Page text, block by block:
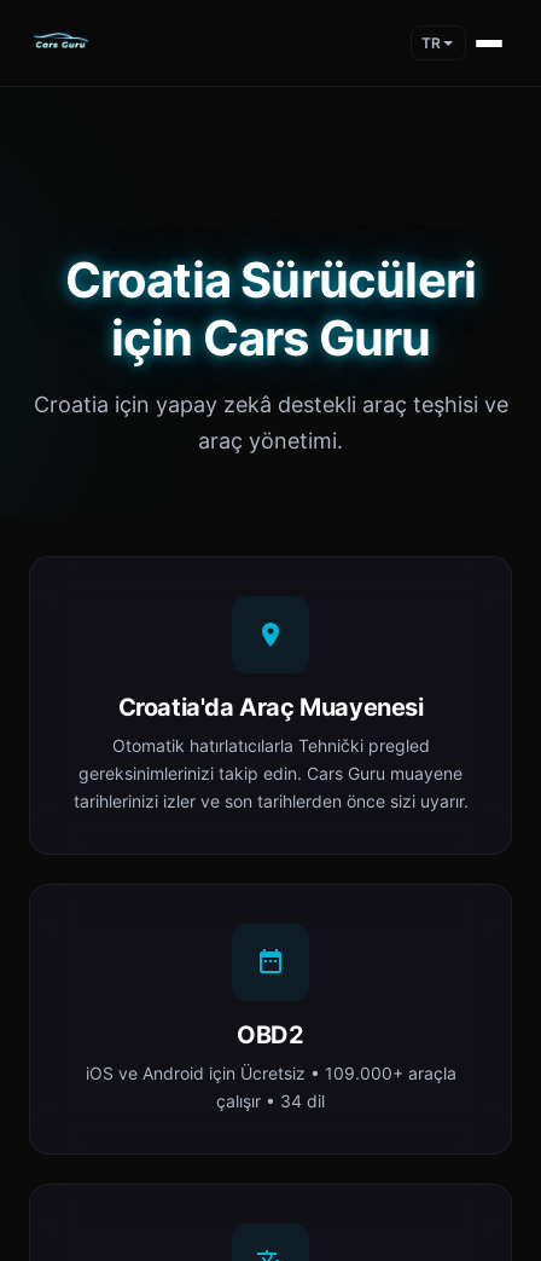
TR
Croatia Sürücüleri
için Cars Guru
Croatia için yapay zekâ destekli araç teşhisi ve
araç yönetimi.
Croatia'da Araç Muayenesi
Otomatik hatırlatıcılarla Tehnički pregled
gereksinimlerinizi takip edin. Cars Guru muayene
tarihlerinizi izler ve son tarihlerden önce sizi uyarır.
OBD2
iOS ve Android için Ücretsiz • 109.000+ araçla
çalışır • 34 dil